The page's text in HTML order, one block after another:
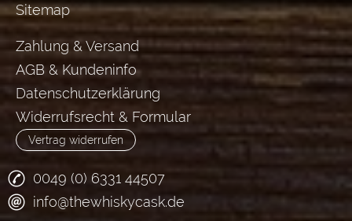
Sitemap
Zahlung & Versand
AGB & Kundeninfo
Datenschutzerklärung
Widerrufsrecht & Formular
Vertrag widerrufen
0049 (0) 6331 44507
info@thewhiskycask.de